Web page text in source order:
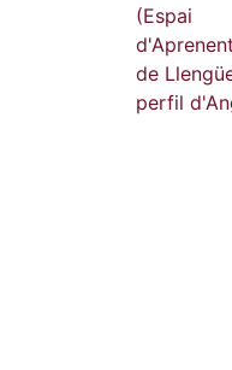
(Espai
de
perfil